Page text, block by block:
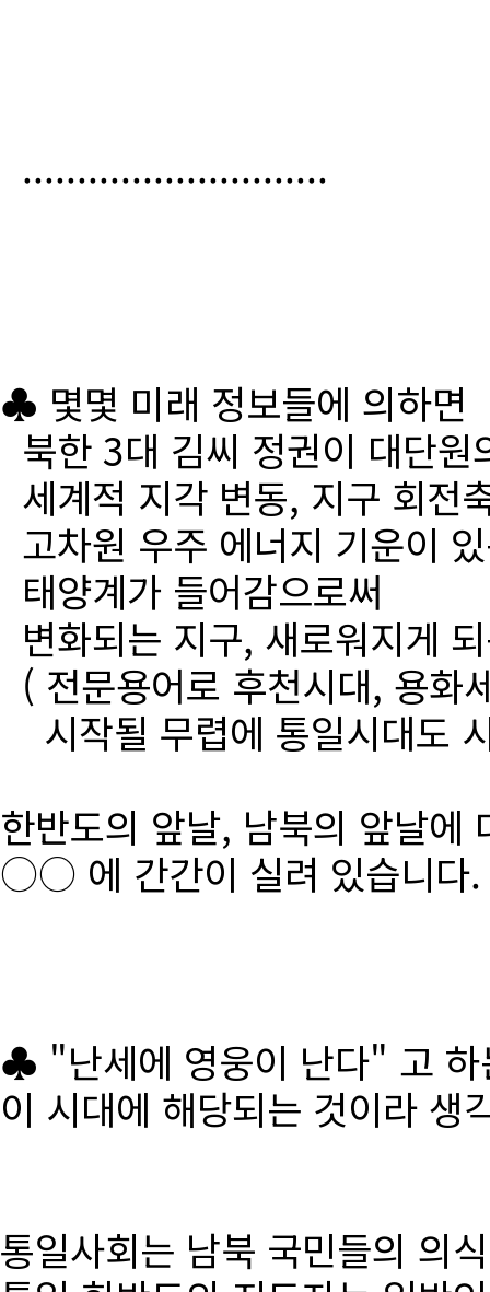
............................
♣ 몇몇 미래 정보들에 의하면
북한 3대 김씨 정권이 대단
세계적 지각 변동, 지구 회전
고차원 우주 에너지 기운이
태양계가 들어감으로써
변화되는 지구, 새로워지게
( 전문용어로 후천시대, 용화
시작될 무렵에 통일시대도
한반도의 앞날, 남북의 앞날에
○○ 에 간간이 실려 있습니다.
♣ "난세에 영웅이 난다" 고 하
이 시대에 해당되는 것이라 생
통일사회는 남북 국민들의 의